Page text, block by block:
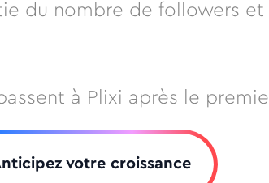
du nombre de followers
à Plixi après le
votre croissance